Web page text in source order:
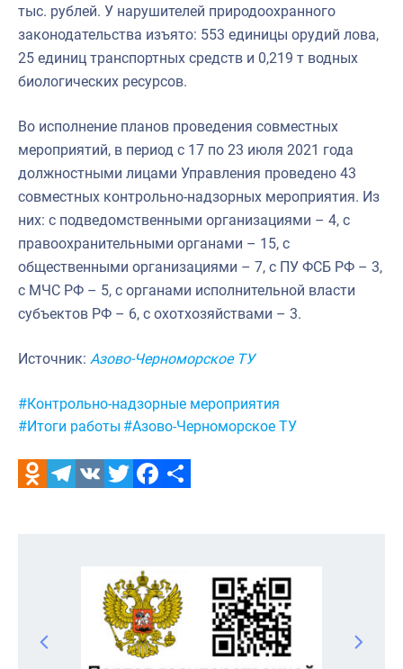
тыс. рублей. У нарушителей природоохранного
законодательства изъято: 553 единицы орудий лова,
25 единиц транспортных средств и 0,219 т водных
биологических ресурсов.
Во исполнение планов проведения совместных
мероприятий, в период с 17 по 23 июля 2021 года
должностными лицами Управления проведено 43
совместных контрольно-надзорных мероприятия. Из
них: с подведомственными организациями – 4, с
правоохранительными органами – 15, с
общественными организациями – 7, с ПУ ФСБ РФ – 3,
с МЧС РФ – 5, с органами исполнительной власти
субъектов РФ – 6, с охотхозяйствами – 3.
Источник: Азово-Черноморское ТУ
Метки:
#Контрольно-надзорные мероприятия
#Итоги работы #Азово-Черноморское ТУ